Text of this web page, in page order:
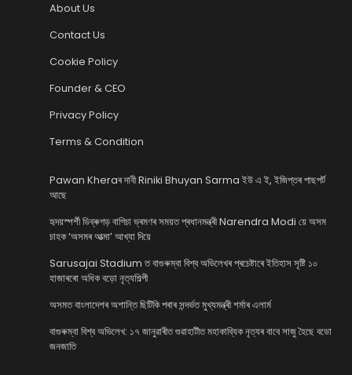
About Us
Contact Us
Cookie Policy
Founder & CEO
Privacy Policy
Terms & Condition
Pawan Kheraৰ দাবী Riniki Bhuyan Sarma ইউ এ ই, ইজিপ্তৰ পাছপৰ্ট
আছে
হৃদয়স্পৰ্শী ডিব্ৰুগড় বাগিচা ভ্ৰমণৰ সময়ত প্ৰধানমন্ত্ৰী Narendra Modi য়ে অসম
চাহক ‘অসমৰ আত্মা’ আখ্যা দিয়ে
Sarusajai Stadium ত বাগুৰুম্বা বিশ্ব অভিলেখৰ প্ৰচেষ্টাৰে ইতিহাস সৃষ্টি ১০
হাজাৰৰো অধিক বড়ো নৃত্যশিল্পী
অসমত বাংলাদেশৰ অশান্তি ছিটিকি পৰাৰ সন্দৰ্ভত মুখ্যমন্ত্ৰী শৰ্মাৰ এলাৰ্ম
বাগুৰুম্বা বিশ্ব অভিলেখ: ১৭ জানুৱাৰীত গুৱাহাটীত মহাকাব্যিক নৃত্যৰ বাবে সাজু হৈছে বডো
জনজাতি